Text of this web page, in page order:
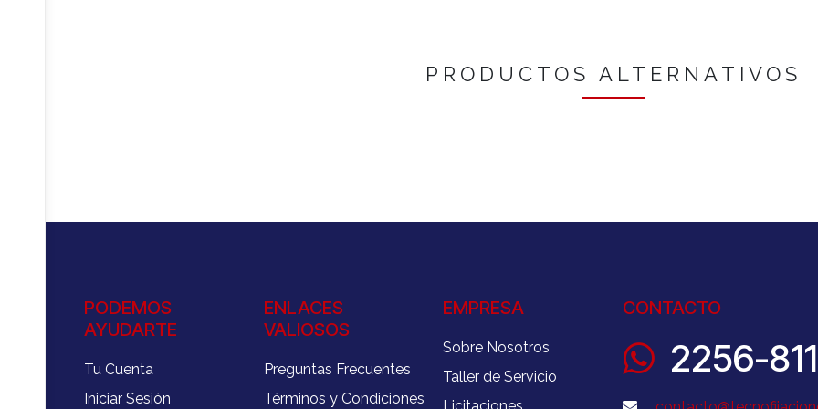
PRODUCTOS ALTERNATIVOS
PODEMOS
AYUDARTE
Tu Cuenta
Iniciar Sesión
ENLACES
VALIOSOS
Preguntas Frecuentes
Términos y Condiciones
EMPRESA
Sobre Nosotros
Taller de Servicio
CONTACTO
2256-